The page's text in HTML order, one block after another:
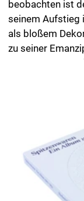
fallende Opus, das uns
Das Ergebnis ist ein
Klarheit doch auch
Gregor Auenhammer,
›Dieses Album ist ein
von Frauen
waren kunstvolle